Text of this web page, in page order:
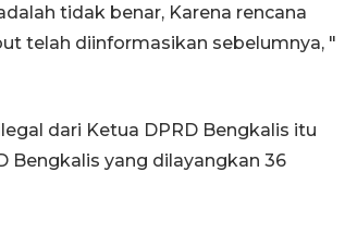
tidak benar, Karena rencana
telah diinformasikan sebelumnya, "
dari Ketua DPRD Bengkalis itu
Bengkalis yang dilayangkan 36